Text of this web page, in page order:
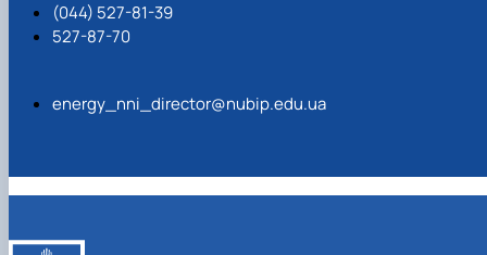
(044) 527-81-39
527-87-70
energy_nni_director@nubip.edu.ua